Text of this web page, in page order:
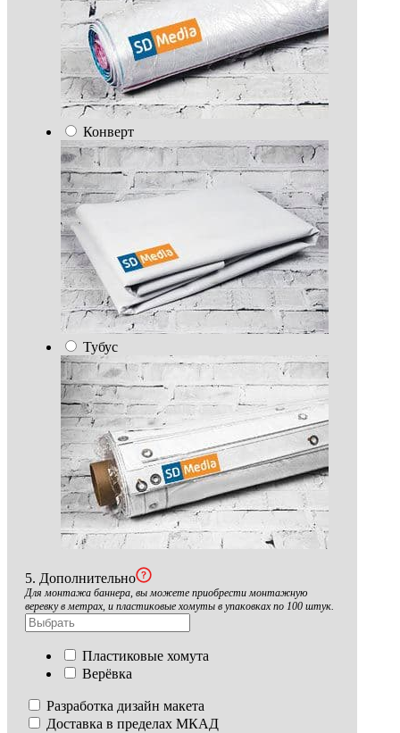
Конверт
Тубус
5. Дополнительно
Для монтажа баннера, вы можете приобрести монтажную
веревку в метрах, и пластиковые хомуты в упаковках по 100 штук.
Пластиковые хомута
Верёвка
Разработка дизайн макета
Доставка в пределах МКАД